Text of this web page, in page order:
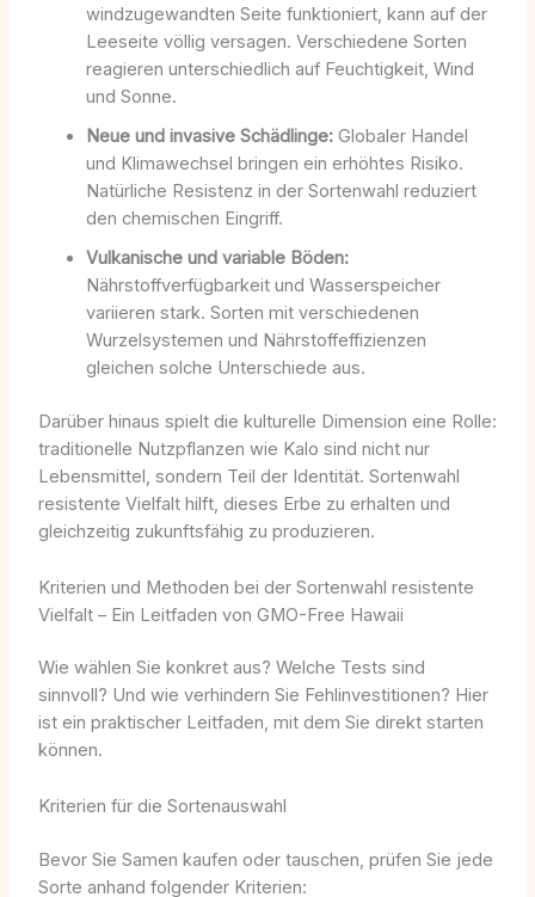
windzugewandten Seite funktioniert, kann auf der
Leeseite völlig versagen. Verschiedene Sorten
reagieren unterschiedlich auf Feuchtigkeit, Wind
und Sonne.
Neue und invasive Schädlinge:Globaler Handel
und Klimawechsel bringen ein erhöhtes Risiko.
Natürliche Resistenz in der Sortenwahl reduziert
den chemischen Eingriff.
Vulkanische und variable Böden:
Nährstoffverfügbarkeit und Wasserspeicher
variieren stark. Sorten mit verschiedenen
Wurzelsystemen und Nährstoffeffizienzen
gleichen solche Unterschiede aus.
Darüber hinaus spielt die kulturelle Dimension eine Rolle:
traditionelle Nutzpflanzen wie Kalo sind nicht nur
Lebensmittel, sondern Teil der Identität. Sortenwahl
resistente Vielfalt hilft, dieses Erbe zu erhalten und
gleichzeitig zukunftsfähig zu produzieren.
Kriterien und Methoden bei der Sortenwahl resistente
Vielfalt – Ein Leitfaden von GMO-Free Hawaii
Wie wählen Sie konkret aus? Welche Tests sind
sinnvoll? Und wie verhindern Sie Fehlinvestitionen? Hier
ist ein praktischer Leitfaden, mit dem Sie direkt starten
können.
Kriterien für die Sortenauswahl
Bevor Sie Samen kaufen oder tauschen, prüfen Sie jede
Sorte anhand folgender Kriterien: